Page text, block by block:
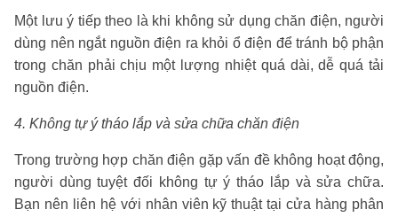
Một lưu ý tiếp theo là khi không sử dụng chăn điện, người
dùng nên ngắt nguồn điện ra khỏi ổ điện để tránh bộ phận
trong chăn phải chịu một lượng nhiệt quá dài, dễ quá tải
nguồn điện.
4. Không tự ý tháo lắp và sửa chữa chăn điện
Trong trường hợp chăn điện gặp vấn đề không hoạt động,
người dùng tuyệt đối không tự ý tháo lắp và sửa chữa.
Bạn nên liên hệ với nhân viên kỹ thuật tại cửa hàng phân